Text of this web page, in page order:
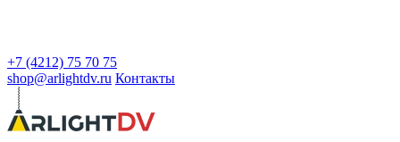
+7 (4212) 75 70 75
shop@arlightdv.ru Контакты